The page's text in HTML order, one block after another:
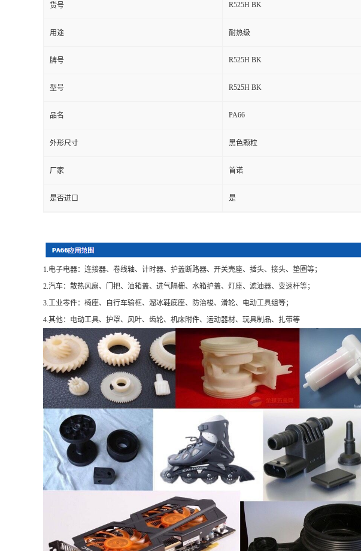
货号 R525H BK
用途 耐热级
牌号 R525H BK
型号 R525H BK
品名 PA66
外形尺寸 黑色颗粒
厂家 首诺
是否进口 是
1.电子电器：连接器、卷线轴、计时器、护盖断路器、开关壳座、插头、接头、垫圈等；
2.汽车：散热风扇、门把、油箱盖、进气隔栅、水箱护盖、灯座、滤油器、变速杆等；
3.工业零件：椅座、自行车输框、溜冰鞋底座、防治梭、滑轮、电动工具组等；
4.其他：电动工具、护罩、风叶、齿轮、机床附件、运动器材、玩具制品、扎带等